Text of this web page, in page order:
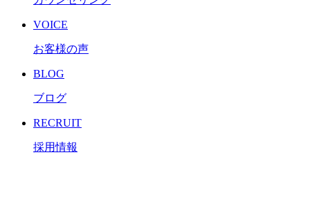
VOICE
お客様の声
BLOG
ブログ
RECRUIT
採用情報